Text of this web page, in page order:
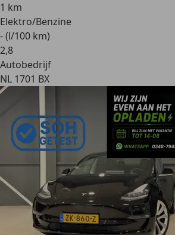
1 km
Elektro/Benzine
- (l/100 km)
2,8
Autobedrijf
NL 1701 BX